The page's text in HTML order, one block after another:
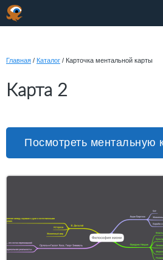
Главная / Каталог / Карточка ментальной карты
Карта 2
Посмотреть ментальную